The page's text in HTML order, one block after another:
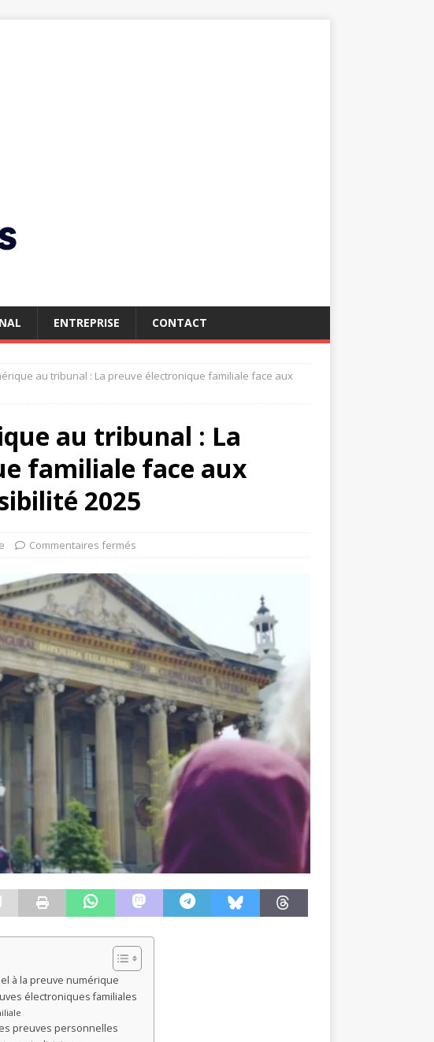
ENTREPRISE CONTACT
au tribunal : La preuve électronique familiale face aux
au tribunal : La
familiale face aux
2025
Commentaires fermés
à la preuve numérique
électroniques familiales
preuves personnelles